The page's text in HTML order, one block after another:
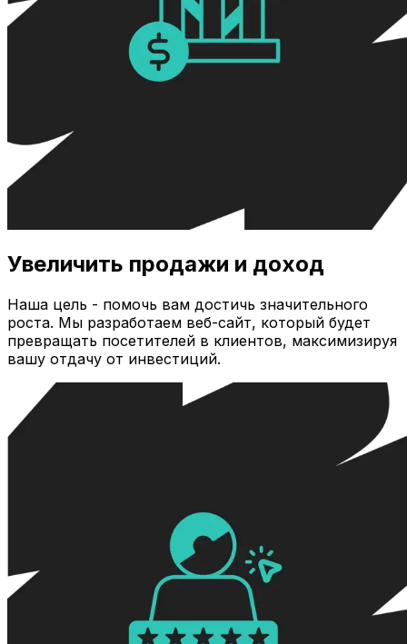
Увеличить продажи и доход
Наша цель - помочь вам достичь значительного
роста. Мы разработаем веб-сайт, который будет
превращать посетителей в клиентов, максимизируя
вашу отдачу от инвестиций.